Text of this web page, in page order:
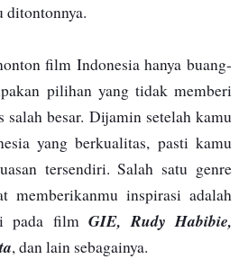
ditontonnya.
film Indonesia hanya buang-
pilihan yang tidak memberi
besar. Dijamin setelah kamu
yang berkualitas, pasti kamu
tersendiri. Salah satu genre
memberikanmu inspirasi adalah
pada filmGIE, Rudy Habibie,
, dan lain sebagainya.